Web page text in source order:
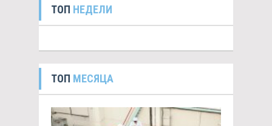
ТОП НЕДЕЛИ
ТОП МЕСЯЦА